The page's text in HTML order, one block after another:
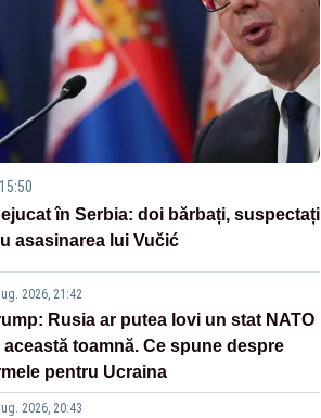
în Serbia: doi bărbați, suspectați
asasinarea lui Vučić
2026, 21:42
Rusia ar putea lovi un stat NATO
această toamnă. Ce spune despre
pentru Ucraina
2026, 20:43